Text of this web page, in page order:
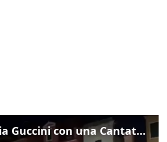
Venezia omaggia Guccini con una Cantata Anarchica in campo Santa Margherita